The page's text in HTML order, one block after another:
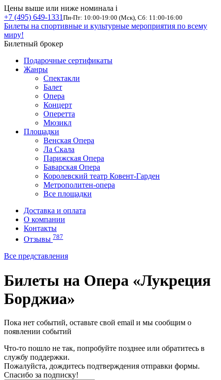
Цены выше или ниже номинала i
+7 (495) 649-1331 Пн-Пт: 10:00-19:00 (Мск), Сб: 11:00-16:00
Билеты на спортивные и культурные мероприятия по всему
миру!
Билетный брокер
Подарочные сертификаты
Жанры
Спектакли
Балет
Опера
Концерт
Оперетта
Мюзикл
Площадки
Венская Опера
Ла Скала
Парижская Опера
Баварская Опера
Королевский театр Ковент-Гарден
Метрополитен-опера
Все площадки
Доставка и оплата
О компании
Контакты
Отзывы 787
Все представления
Билеты на Опера «Лукреция
Борджиа»
Пока нет событий, оставьте свой email и мы сообщим о
появлении событий
Что-то пошло не так, попробуйте позднее или обратитесь в
службу поддержки.
Пожалуйста, дождитесь подтверждения отправки формы.
Спасибо за подписку!